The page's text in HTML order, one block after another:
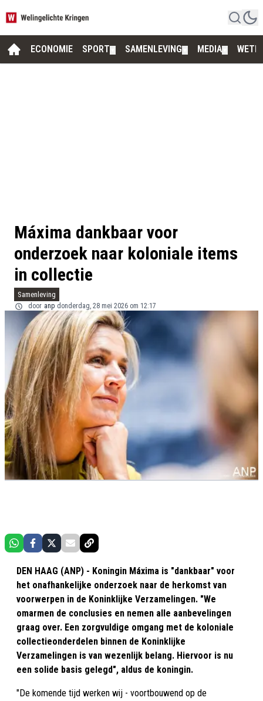
ECONOMIE SPORT SAMENLEVING MEDIA
Máxima dankbaar voor
onderzoek naar koloniale items
in collectie
Samenleving
door anp donderdag, 28 mei 2026 om 12:17
DEN HAAG (ANP) - Koningin Máxima is "dankbaar" voor
het onafhankelijke onderzoek naar de herkomst van
voorwerpen in de Koninklijke Verzamelingen. "We
omarmen de conclusies en nemen alle aanbevelingen
graag over. Een zorgvuldige omgang met de koloniale
collectieonderdelen binnen de Koninklijke
Verzamelingen is van wezenlijk belang. Hiervoor is nu
een solide basis gelegd", aldus de koningin.
"De komende tijd werken wij - voortbouwend op de